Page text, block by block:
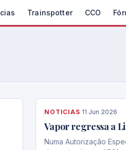
Trainspotter CCO
NOTICIAS·11 Jun 2026
Vapor regressa a
Numa Autorização